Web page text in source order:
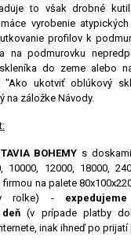
to však drobné
vyrobenie atypických
profilov k
na podmurovku
do zeme alebo
ukotviť oblúkový
na záložke Návody.
BOHEMY s
10000, 12000, 18000,
firmou na palete
v rolke) -
(v prípade platby
inak ihneď po prijatí